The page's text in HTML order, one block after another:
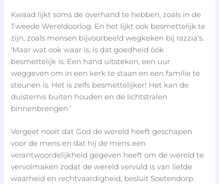
Kwaad lijkt soms de overhand te hebben, zoals in de
Tweede Wereldoorlog. En het lijkt ook besmettelijk te
zijn, zoals mensen bijvoorbeeld wegkeken bij razzia’s.
‘Maar wat ook waar is, is dat goedheid óók
besmettelijk is. Een hand uitsteken, een uur
weggeven om in een kerk te staan en een familie te
steunen is. Het is zelfs besmettelijker! Het kan de
duisternis buiten houden en de lichtstralen
binnenbrengen.’
Vergeet nooit dat God de wereld heeft geschapen
voor de mens en dat hij de mens een
verantwoordelijkheid gegeven heeft om de wereld te
vervolmaken zodat de wereld vervuld is van liefde
waarheid en rechtvaardigheid, besluit Soetendorp.